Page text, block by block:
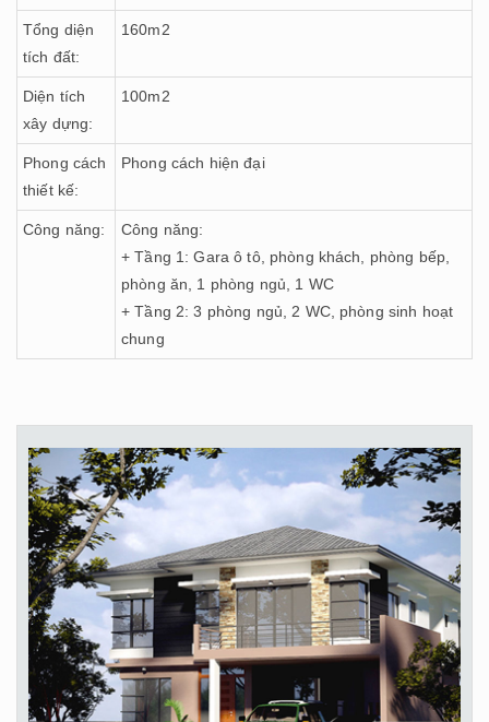
Tổng diện
tích đất:
160m2
Diện tích
xây dựng:
100m2
Phong cách
thiết kế:
Phong cách hiện đại
Công năng:
Công năng:
+ Tầng 1: Gara ô tô, phòng khách, phòng bếp,
phòng ăn, 1 phòng ngủ, 1 WC
+ Tầng 2: 3 phòng ngủ, 2 WC, phòng sinh hoạt
chung